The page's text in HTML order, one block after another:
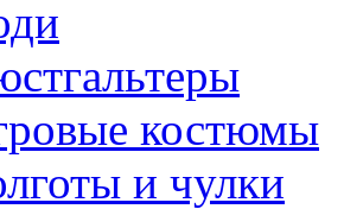
костюмы
и чулки